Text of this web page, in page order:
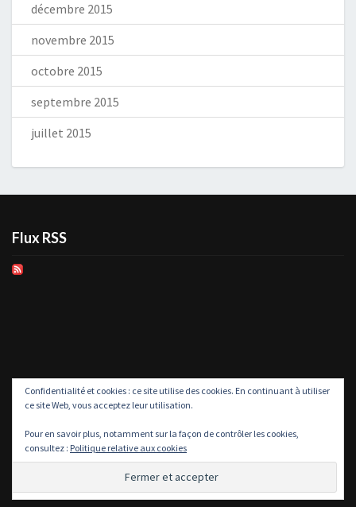
décembre 2015
novembre 2015
octobre 2015
septembre 2015
juillet 2015
Flux RSS
Confidentialité et cookies : ce site utilise des cookies. En continuant à utiliser
ce site Web, vous acceptez leur utilisation.
Pour en savoir plus, notamment sur la façon de contrôler les cookies,
consultez : Politique relative aux cookies